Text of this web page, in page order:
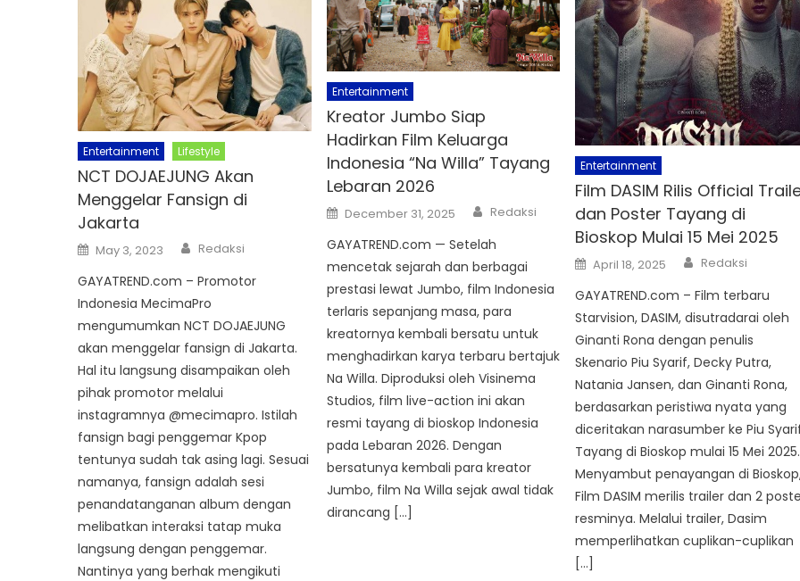
Entertainment Lifestyle
NCT DOJAEJUNG Akan
Menggelar Fansign di
Jakarta
Posted
on
May 3, 2023 Author
Redaksi
GAYATREND.com – Promotor
Indonesia MecimaPro
mengumumkan NCT DOJAEJUNG
akan menggelar fansign di Jakarta.
Hal itu langsung disampaikan oleh
pihak promotor melalui
instagramnya @mecimapro. Istilah
fansign bagi penggemar Kpop
tentunya sudah tak asing lagi. Sesuai
namanya, fansign adalah sesi
penandatanganan album dengan
melibatkan interaksi tatap muka
langsung dengan penggemar.
Nantinya yang berhak mengikuti
Entertainment
Kreator Jumbo Siap
Hadirkan Film Keluarga
Indonesia “Na Willa” Tayang
Lebaran 2026
Posted
on
December 31, 2025 Author
Redaksi
GAYATREND.com — Setelah
mencetak sejarah dan berbagai
prestasi lewat Jumbo, film Indonesia
terlaris sepanjang masa, para
kreatornya kembali bersatu untuk
menghadirkan karya terbaru bertajuk
Na Willa. Diproduksi oleh Visinema
Studios, film live-action ini akan
resmi tayang di bioskop Indonesia
pada Lebaran 2026. Dengan
bersatunya kembali para kreator
Jumbo, film Na Willa sejak awal tidak
dirancang […]
Entertainment
Film DASIM Rilis Official
dan Poster Tayang di
Bioskop Mulai 15 Mei 2025
Posted
on
April 18, 2025 Author
Redaksi
GAYATREND.com – Film terbaru
Starvision, DASIM, disutradarai oleh
Ginanti Rona dengan penulis
Skenario Piu Syarif, Decky Putra,
Natania Jansen, dan Ginanti Rona,
berdasarkan peristiwa nyata yang
diceritakan narasumber ke Piu
Tayang di Bioskop mulai 15 Mei 2025.
Menyambut penayangan di
Film DASIM merilis trailer dan 2
resminya. Melalui trailer, Dasim
memperlihatkan cuplikan-cuplikan
[…]